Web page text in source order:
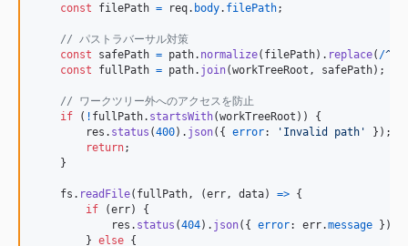
const
filePath = req. body. filePath;
// パストラバーサル対策
const
safePath = path. normalize( filePath) . replace( /^
const
fullPath = path. join(workTreeRoot , safePath) ;
// ワークツリー外へのアクセスを防止
if
( ! fullPath. startsWith(workTreeRoot ) )
{
res . status (400) . json( { error: 'Invalid path' } ) ;
return;
}
fs . readFile( fullPath , (err , data) => {
if
(err)
{
res . status (404) . json( { error: err.message } )
} else {